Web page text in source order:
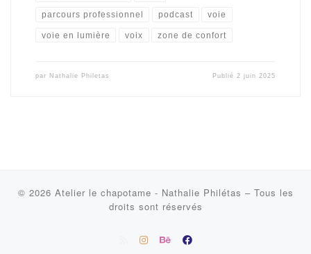
parcours professionnel podcast voie
voie en lumière voix zone de confort
par Nathalie Philetas Publié 2 juin 2025
© 2026 Atelier le chapotame - Nathalie Philétas – Tous les
droits sont réservés